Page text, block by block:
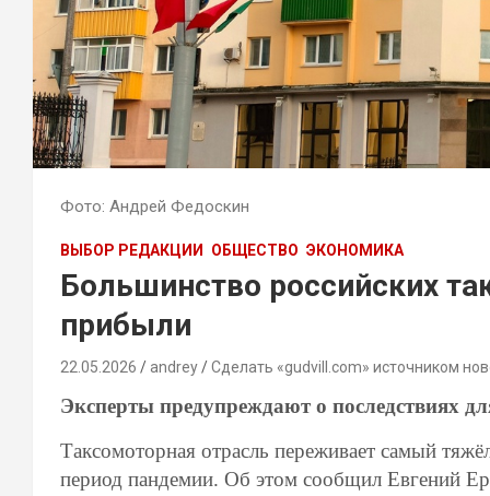
Фото: Андрей Федоскин
ВЫБОР РЕДАКЦИИ ОБЩЕСТВО ЭКОНОМИКА
Большинство российских
прибыли
22.05.2026 andrey Сделать «gudvill.com» источником
Эксперты предупреждают о последствиях
Таксомоторная отрасль переживает самый
период пандемии. Об этом сообщил Евгений